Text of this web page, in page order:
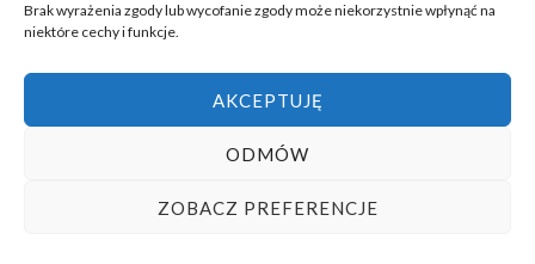
Brak wyrażenia zgody lub wycofanie zgody może niekorzystnie wpłynąć na
niektóre cechy i funkcje.
AKCEPTUJĘ
ODMÓW
ZOBACZ PREFERENCJE
przetwarzanie, podanych przez niego, danych osobowych,
jest jednocześnie administratorem danych osobowych,
w rozumieniu art. 7 Rozporządzenia Parlamentu Europejskiego
i Rady (UE) 2016/679 z dnia 27 kwietnia 2016 r. w sprawie
osobowych i w sprawie swobodnego przepływu takich danych